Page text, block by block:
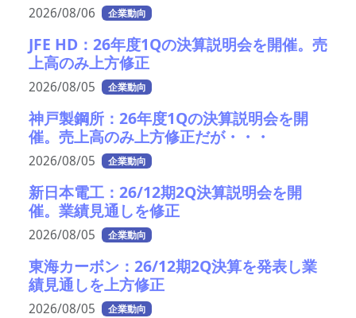
2026/08/06 企業動向
JFE HD：26年度1Qの決算説明会を開催。売
上高のみ上方修正
2026/08/05 企業動向
神戸製鋼所：26年度1Qの決算説明会を開
催。売上高のみ上方修正だが・・・
2026/08/05 企業動向
新日本電工：26/12期2Q決算説明会を開
催。業績見通しを修正
2026/08/05 企業動向
東海カーボン：26/12期2Q決算を発表し業
績見通しを上方修正
2026/08/05 企業動向